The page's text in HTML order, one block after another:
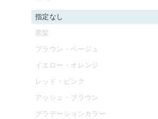
指定なし
黒髪
ブラウン・ベージュ
イエロー・オレンジ
レッド・ピンク
アッシュ・ブラウン
グラデーションカラー